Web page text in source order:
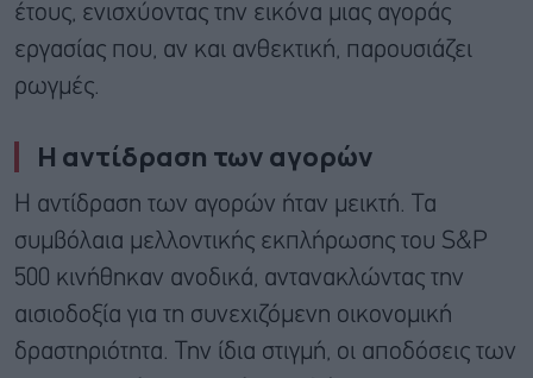
έτους, ενισχύοντας την εικόνα μιας αγοράς
εργασίας που, αν και ανθεκτική, παρουσιάζει
ρωγμές.
Η αντίδραση των αγορών
Η αντίδραση των αγορών ήταν μεικτή. Τα
συμβόλαια μελλοντικής εκπλήρωσης του S&P
500 κινήθηκαν ανοδικά, αντανακλώντας την
αισιοδοξία για τη συνεχιζόμενη οικονομική
δραστηριότητα. Την ίδια στιγμή, οι αποδόσεις των